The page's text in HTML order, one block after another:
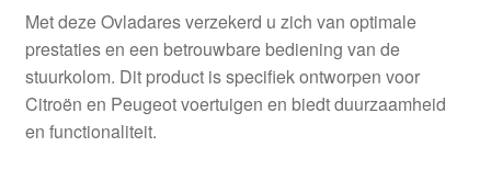
Klachtenprocedure
Levering
Mijn account
Met deze Ovladares verzekerd u zich van optimale
prestaties en een betrouwbare bediening van de
stuurkolom. Dit product is specifiek ontworpen voor
Citroën en Peugeot voertuigen en biedt duurzaamheid
en functionaliteit.